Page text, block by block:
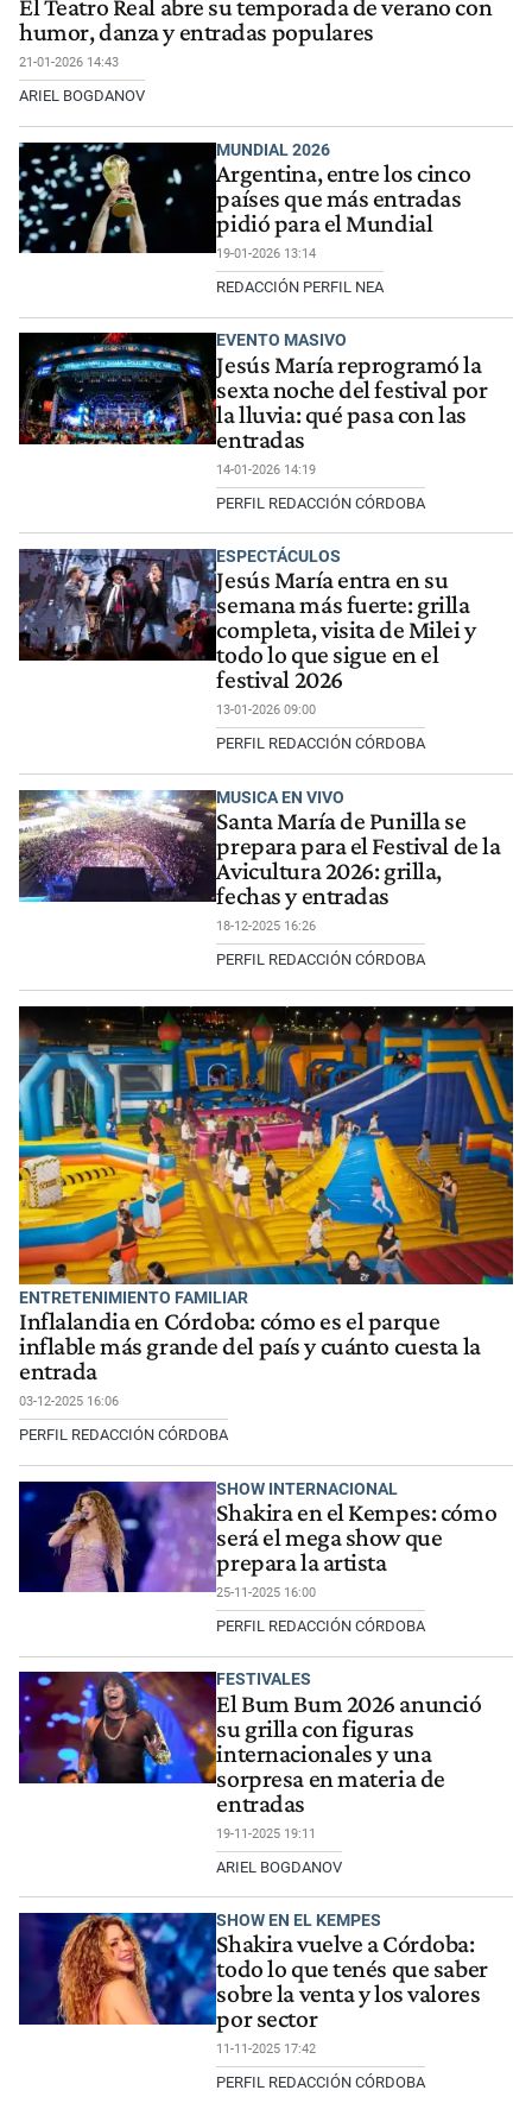
El Teatro Real abre su temporada de verano con
humor, danza y entradas populares
21-01-2026 14:43
ARIEL BOGDANOV
MUNDIAL 2026
Argentina, entre los cinco
países que más entradas
pidió para el Mundial
19-01-2026 13:14
REDACCIÓN PERFIL NEA
EVENTO MASIVO
Jesús María reprogramó la
sexta noche del festival por
la lluvia: qué pasa con las
entradas
14-01-2026 14:19
PERFIL REDACCIÓN CÓRDOBA
ESPECTÁCULOS
Jesús María entra en su
semana más fuerte: grilla
completa, visita de Milei y
todo lo que sigue en el
festival 2026
13-01-2026 09:00
PERFIL REDACCIÓN CÓRDOBA
MUSICA EN VIVO
Santa María de Punilla se
prepara para el Festival de la
Avicultura 2026: grilla,
fechas y entradas
18-12-2025 16:26
PERFIL REDACCIÓN CÓRDOBA
ENTRETENIMIENTO FAMILIAR
Inflalandia en Córdoba: cómo es el parque
inflable más grande del país y cuánto cuesta la
entrada
03-12-2025 16:06
PERFIL REDACCIÓN CÓRDOBA
SHOW INTERNACIONAL
Shakira en el Kempes: cómo
será el mega show que
prepara la artista
25-11-2025 16:00
PERFIL REDACCIÓN CÓRDOBA
FESTIVALES
El Bum Bum 2026 anunció
su grilla con figuras
internacionales y una
sorpresa en materia de
entradas
19-11-2025 19:11
ARIEL BOGDANOV
SHOW EN EL KEMPES
Shakira vuelve a Córdoba:
todo lo que tenés que saber
sobre la venta y los valores
por sector
11-11-2025 17:42
PERFIL REDACCIÓN CÓRDOBA